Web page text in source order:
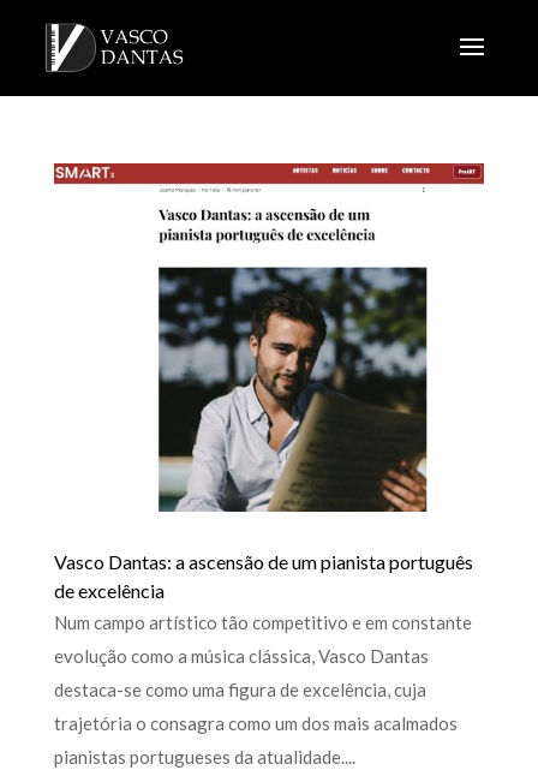
Vasco Dantas: a ascensão de um pianista português
de excelência
Num campo artístico tão competitivo e em constante
evolução como a música clássica, Vasco Dantas
destaca-se como uma figura de excelência, cuja
trajetória o consagra como um dos mais acalmados
pianistas portugueses da atualidade....